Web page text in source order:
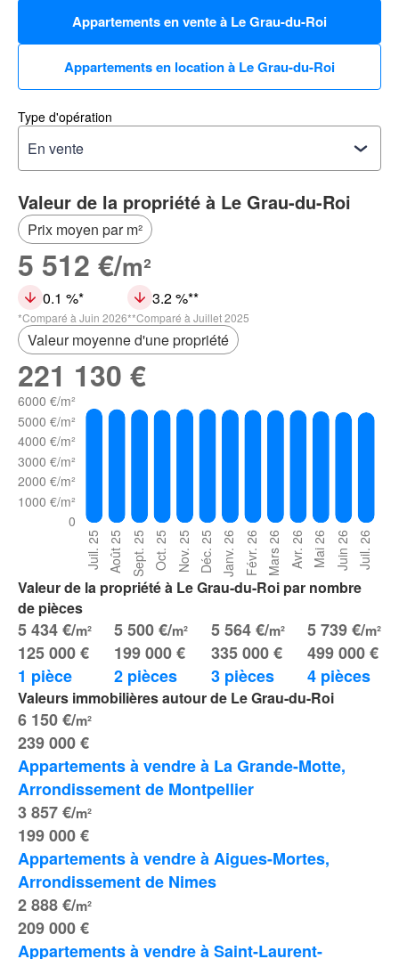
Appartements en vente à Le Grau-du-Roi
Appartements en location à Le Grau-du-Roi
Type d'opération
Valeur de la propriété à Le Grau-du-Roi
Prix moyen par m²
5 512 €/m²
0.1 %
Comparé à Juin 2026
3.2 %
Comparé à Juillet 2025
Valeur moyenne d'une propriété
221 130 €
Valeur de la propriété à Le Grau-du-Roi par nombre
de pièces
125 000 €
5 434 €/m²
1 pièce
199 000 €
5 500 €/m²
2 pièces
335 000 €
5 564 €/m²
3 pièces
499 000 €
5 739 €/m²
4 pièces
Valeurs immobilières autour de Le Grau-du-Roi
239 000 €
6 150 €/m²
Appartements à vendre à La Grande-Motte,
Arrondissement de Montpellier
199 000 €
3 857 €/m²
Appartements à vendre à Aigues-Mortes,
Arrondissement de Nimes
209 000 €
2 888 €/m²
Appartements à vendre à Saint-Laurent-